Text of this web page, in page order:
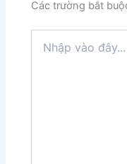
Các trường bắt
vào